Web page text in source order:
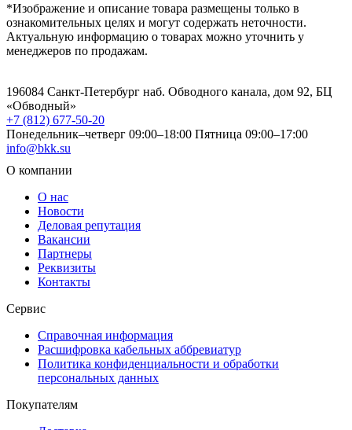
*Изображение и описание товара размещены только в
ознакомительных целях и могут содержать неточности.
Актуальную информацию о товарах можно уточнить у
менеджеров по продажам.
196084 Санкт-Петербург наб. Обводного канала, дом 92, БЦ
«Обводный»
+7 (812) 677-50-20
Понедельник–четверг 09:00–18:00 Пятница 09:00–17:00
info@bkk.su
О компании
О нас
Новости
Деловая репутация
Вакансии
Партнеры
Реквизиты
Контакты
Сервис
Справочная информация
Расшифровка кабельных аббревиатур
Политика конфиденциальности и обработки
персональных данных
Покупателям